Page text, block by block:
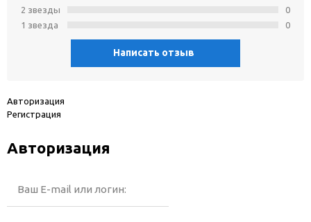
2 звeзды
1 звeзда
0
0
Написать отзыв
Авторизация
Регистрация
Авторизация
Ваш E-mail или логин: